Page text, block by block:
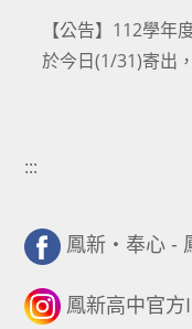
【公告】112學年
於今日(1/31)寄出
:::
鳳新・奉心 -
鳳新高中官